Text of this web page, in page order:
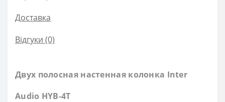
Доставка
Відгуки (0)
Двух полосная настенная колонка Inter
Audio HYB-4T